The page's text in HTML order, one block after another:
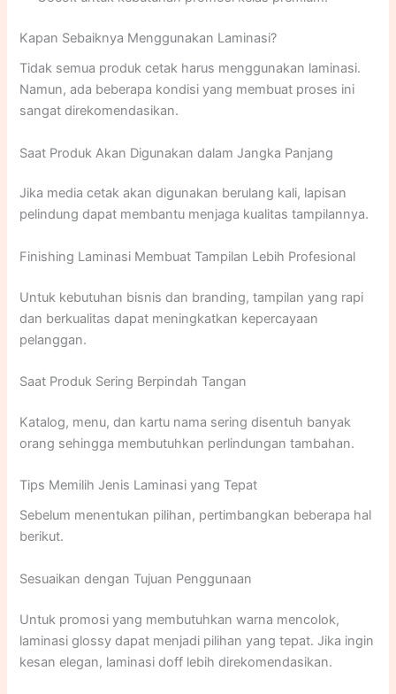
Kapan Sebaiknya Menggunakan Laminasi?
Tidak semua produk cetak harus menggunakan laminasi.
Namun, ada beberapa kondisi yang membuat proses ini
sangat direkomendasikan.
Saat Produk Akan Digunakan dalam Jangka Panjang
Jika media cetak akan digunakan berulang kali, lapisan
pelindung dapat membantu menjaga kualitas tampilannya.
Finishing Laminasi Membuat Tampilan Lebih Profesional
Untuk kebutuhan bisnis dan branding, tampilan yang rapi
dan berkualitas dapat meningkatkan kepercayaan
pelanggan.
Saat Produk Sering Berpindah Tangan
Katalog, menu, dan kartu nama sering disentuh banyak
orang sehingga membutuhkan perlindungan tambahan.
Tips Memilih Jenis Laminasi yang Tepat
Sebelum menentukan pilihan, pertimbangkan beberapa hal
berikut.
Sesuaikan dengan Tujuan Penggunaan
Untuk promosi yang membutuhkan warna mencolok,
laminasi glossy dapat menjadi pilihan yang tepat. Jika ingin
kesan elegan, laminasi doff lebih direkomendasikan.